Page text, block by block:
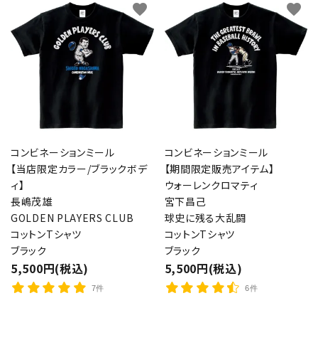
コンビネーションミール
【当店限定カラー/ブラックボデ
ィ】
長嶋茂雄
GOLDEN PLAYERS CLUB
コットンTシャツ
ブラック
5,500円(税込)
7件
favorite
コンビネーションミール
【期間限定販売アイテム】
ウォーレンクロマティ
宮下昌己
球史に残る大乱闘
コットンTシャツ
ブラック
5,500円(税込)
6件
favorite